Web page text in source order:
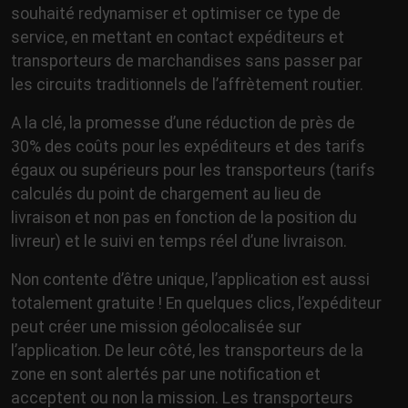
souhaité redynamiser et optimiser ce type de
service, en mettant en contact expéditeurs et
transporteurs de marchandises sans passer par
les circuits traditionnels de l’affrètement routier.
A la clé, la promesse d’une réduction de près de
30% des coûts pour les expéditeurs et des tarifs
égaux ou supérieurs pour les transporteurs (tarifs
calculés du point de chargement au lieu de
livraison et non pas en fonction de la position du
livreur) et le suivi en temps réel d’une livraison.
Non contente d’être unique, l’application est aussi
totalement gratuite ! En quelques clics, l’expéditeur
peut créer une mission géolocalisée sur
l’application. De leur côté, les transporteurs de la
zone en sont alertés par une notiﬁcation et
acceptent ou non la mission. Les transporteurs